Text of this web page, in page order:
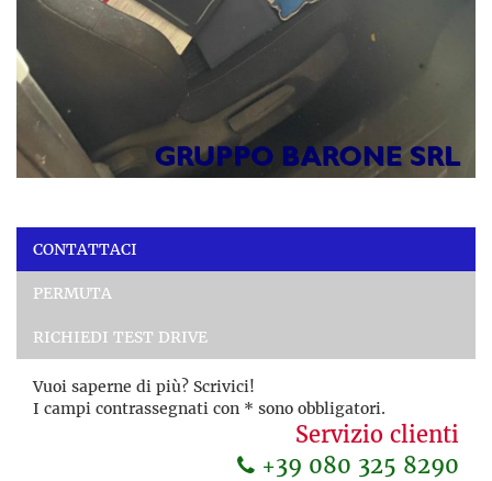
CONTATTACI
PERMUTA
RICHIEDI TEST DRIVE
Vuoi saperne di più? Scrivici!
I campi contrassegnati con * sono obbligatori.
Servizio clienti
+39 080 325 8290